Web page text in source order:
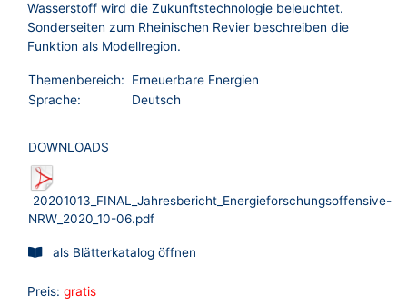
Wasserstoff wird die Zukunftstechnologie beleuchtet.
Sonderseiten zum Rheinischen Revier beschreiben die
Funktion als Modellregion.
Themenbereich:
Erneuerbare Energien
Sprache:
Deutsch
DOWNLOADS
20201013_FINAL_Jahresbericht_Energieforschungsoffensive-
NRW_2020_10-06.pdf
als Blätterkatalog öffnen
Preis: gratis